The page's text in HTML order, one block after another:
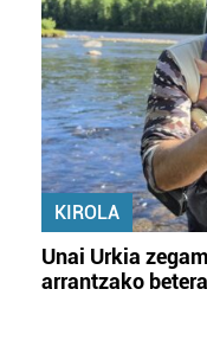
KIROLA
Unai Urkia
arrantzako